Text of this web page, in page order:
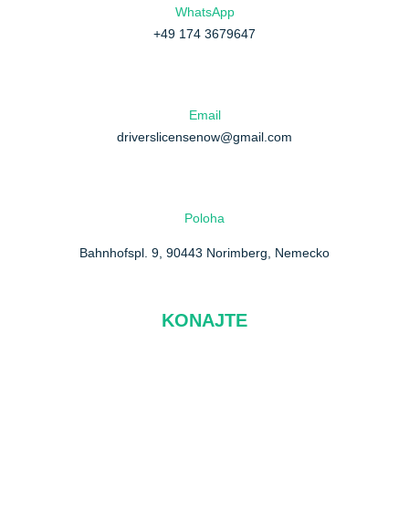
KONAJTE
WhatsApp
+49 174 3679647
Email
driverslicensenow@gmail.com
Poloha
Bahnhofspl. 9, 90443 Norimberg, Nemecko